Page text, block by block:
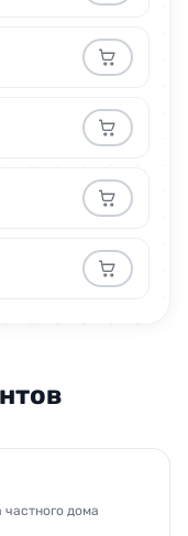
частного дома